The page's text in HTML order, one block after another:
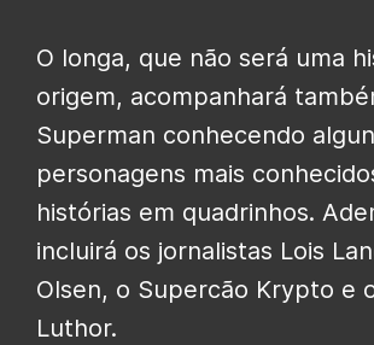
O longa, que não será uma
origem, acompanhará
Superman conhecendo
personagens mais
histórias em quadrinhos.
incluirá os jornalistas Lois
Olsen, o Supercão Krypto e
Luthor.